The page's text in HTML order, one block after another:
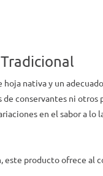
hoja nativa y un
conservantes ni otros
en el sabor a lo
este producto ofrece al